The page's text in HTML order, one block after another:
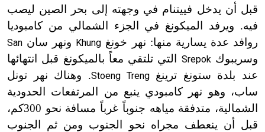
قبل أن يدخل فييتنام في وجهته إلى بحر الصين ليصب
فيه. ويرفد الميكونغ في الجزء الشمالي من كامبوديا
روافد عدة يسارية منها: نهر خونغ Khung ونهر سان San
وسريبوك Srepok التي تلتقي معاً بالميكونغ قبل انتهائها
عند بلدة ستونغ ترينغStoeng Treng. وهناك نهر تونل
ساب، وهو نهر كامبودي ينبع من المرتفعات الحدودية
الشمالية، متدفقة مياهه جنوباً غرباً مسافة نحو 300كم،
قبل أن ينعطف مجراه نحو الجنوب ومن ثم الجنوب